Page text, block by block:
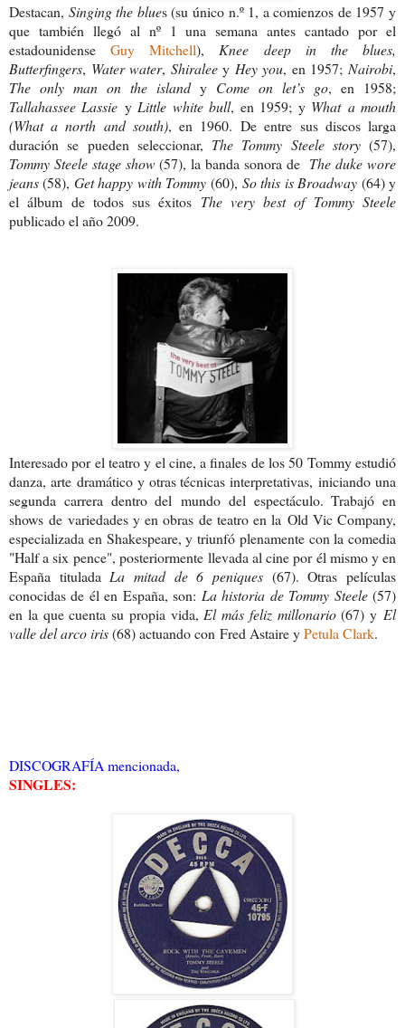
Destacan, Singing the blues (su único n.º 1, a comienzos de 1957 y
que también llegó al nº 1 una semana antes cantado por el
estadounidenseGuy Mitchell), Knee deep in the blues,
Butterfingers, Water water, Shiraleey Hey you, en 1957; Nairobi,
The only man on the islandy Come on let’s go, en 1958;
Tallahassee Lassie y Little white bull, en 1959; y What a mouth
(What a north and south), en 1960.De entre sus discos larga
duración se pueden seleccionar, The Tommy Steele story (57),
Tommy Steele stage show(57), la banda sonora de The duke wore
jeans(58), Get happy with Tommy (60), So this is Broadway (64) y
el álbum de todos sus éxitos The very best of Tommy Steele
publicado el año 2009.
Interesado por el teatro y el cine, a finales de los 50 Tommy estudió
danza, arte dramático y otras técnicas interpretativas,iniciando una
segunda carrera dentro del mundo del espectáculo. Trabajó en
showsde variedades y en obras de teatro en la Old Vic Company,
especializada en Shakespeare, y triunfó plenamente con la comedia
"Half a six pence", posteriormente llevada al cine por él mismo y en
España titulada La mitad de 6 peniques (67). Otras películas
conocidas de él en España, son: La historia de Tommy Steele(57)
en la que cuenta su propia vida, El más feliz millonario(67) y El
valle del arco iris(68) actuando con Fred Astaire yPetula Clark.
DISCOGRAFÍA mencionada,
SINGLES: